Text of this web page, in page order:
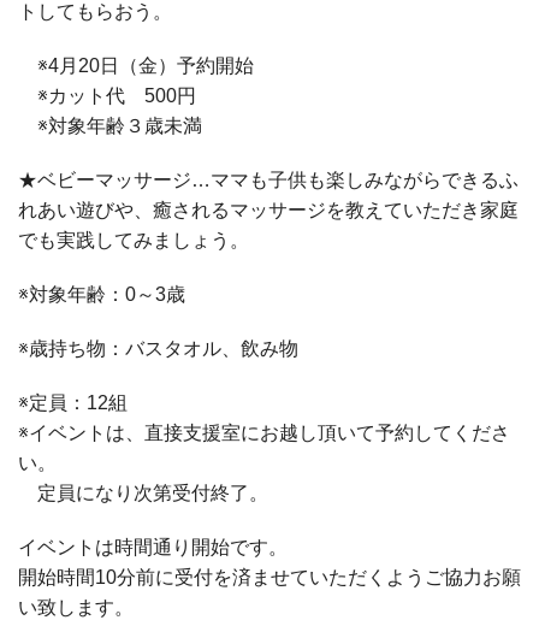
トしてもらおう。
※4月20日（金）予約開始
※カット代 500円
※対象年齢３歳未満
★ベビーマッサージ…ママも子供も楽しみながらできるふ
れあい遊びや、癒されるマッサージを教えていただき家庭
でも実践してみましょう。
※対象年齢：0～3歳
※歳持ち物：バスタオル、飲み物
※定員：12組
※イベントは、直接支援室にお越し頂いて予約してくださ
い。
定員になり次第受付終了。
イベントは時間通り開始です。
開始時間10分前に受付を済ませていただくようご協力お願
い致します。